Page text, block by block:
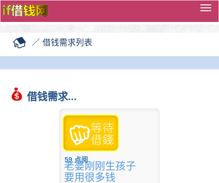
切
换
／ 借钱需求列表
借钱需求...
59点阅
老婆刚刚生孩子
要用很多钱